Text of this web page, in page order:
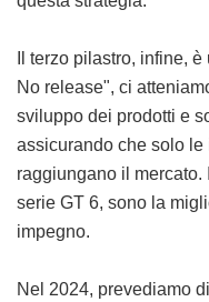
Il terzo pilastro, infine,
No release", ci
sviluppo dei prodotti e
assicurando che solo
raggiungano il
serie GT 6, sono la
impegno.
Nel 2024, prevediamo